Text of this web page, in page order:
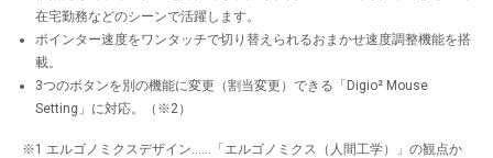
在宅勤務などのシーンで活躍します。
ポインター速度をワンタッチで切り替えられるおまかせ速度調整機能を搭
載。
3つのボタンを別の機能に変更（割当変更）できる「Digio² Mouse
Setting」に対応。（※2）
※1 エルゴノミクスデザイン……「エルゴノミクス（人間工学）」の観点か